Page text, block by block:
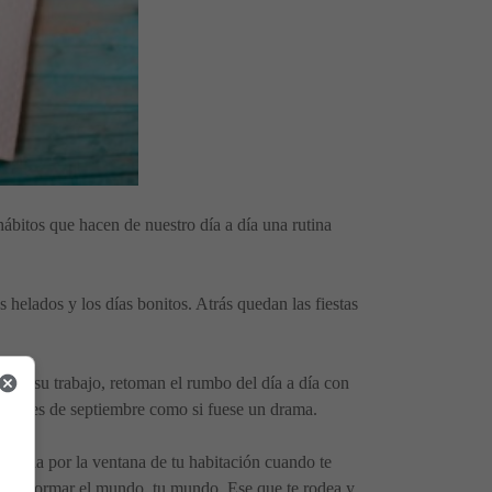
que hacen de nuestro día a día una rutina
helados y los días bonitos. Atrás quedan las fiestas
su trabajo, retoman el rumbo del día a día con
mes de septiembre como si fuese un drama.
por la ventana de tu habitación cuando te